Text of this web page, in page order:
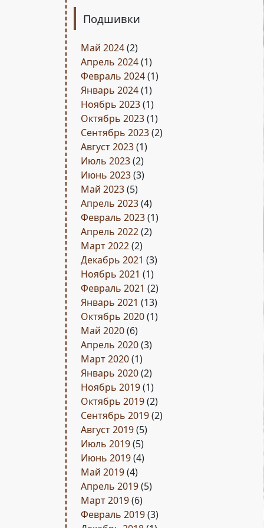
Подшивки
Май 2024(2)
Апрель 2024(1)
Февраль 2024(1)
Январь 2024(1)
Ноябрь 2023(1)
Октябрь 2023(1)
Сентябрь 2023(2)
Август 2023(1)
Июль 2023(2)
Июнь 2023(3)
Май 2023(5)
Апрель 2023(4)
Февраль 2023(1)
Апрель 2022(2)
Март 2022(2)
Декабрь 2021 (3)
Ноябрь 2021 (1)
Февраль 2021 (2)
Январь 2021 (13)
Октябрь 2020(1)
Май 2020(6)
Апрель 2020(3)
Март 2020(1)
Январь 2020(2)
Ноябрь 2019(1)
Октябрь 2019(2)
Сентябрь 2019(2)
Август 2019(5)
Июль 2019(5)
Июнь 2019(4)
Май 2019(4)
Апрель 2019(5)
Март 2019(6)
Февраль 2019(3)